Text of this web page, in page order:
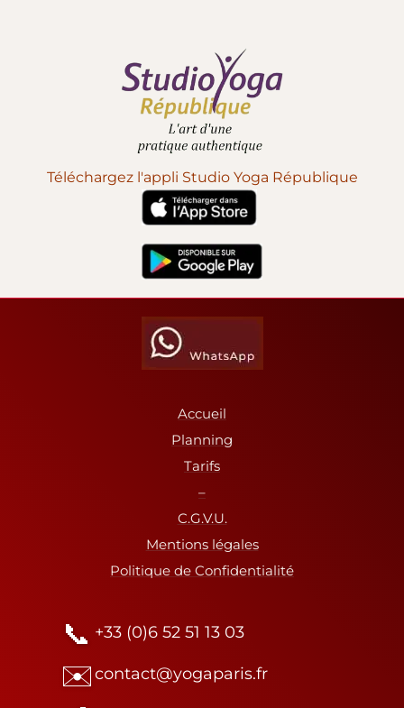
Téléchargez l'appli Studio Yoga République
Accueil
Planning
Tarifs
–
C.G.V.U.
Mentions légales
Politique de Confidentialité
📞 +33 (0)6 52 51 13 03
✉️contact@yogaparis.fr